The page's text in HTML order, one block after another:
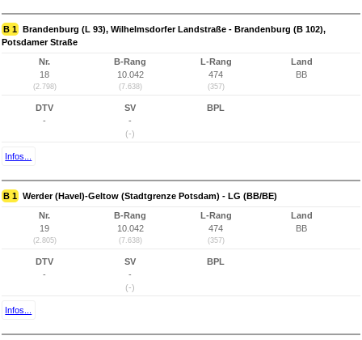
B 1 Brandenburg (L 93), Wilhelmsdorfer Landstraße - Brandenburg (B 102),
Potsdamer Straße
Nr.
18
(2.798)
B-Rang
10.042
(7.638)
L-Rang
474
(357)
Land
BB
DTV
-
SV
-
(-)
BPL
Infos...
B 1 Werder (Havel)-Geltow (Stadtgrenze Potsdam) - LG (BB/BE)
Nr.
19
(2.805)
B-Rang
10.042
(7.638)
L-Rang
474
(357)
Land
BB
DTV
-
SV
-
(-)
BPL
Infos...